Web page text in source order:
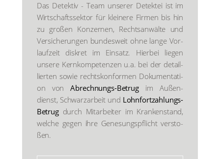
Das Detek­tiv - Team unse­rer Detek­tei ist im
Wirt­schafts­sek­tor für klei­ne­re Fir­men bis hin
zu gro­ßen Kon­zer­nen, Rechts­an­wäl­te und
Ver­si­che­run­gen bun­des­weit ohne lan­ge Vor­
lauf­zeit dis­kret im Ein­satz. Hier­bei lie­gen
unse­re Kern­kom­pe­ten­zen u.a. bei der detail­
lier­ten sowie rechts­kon­for­men Doku­men­ta­ti­
on vonAbrech­nungs-Betrugim Außen­
dienst, Schwarz­ar­beit und Lohn­fort­zah­lungs-
Betrugdurch Mit­ar­bei­ter im Kran­ken­stand,
wel­che gegen ihre Gene­sungs­pflicht ver­sto­
ßen.